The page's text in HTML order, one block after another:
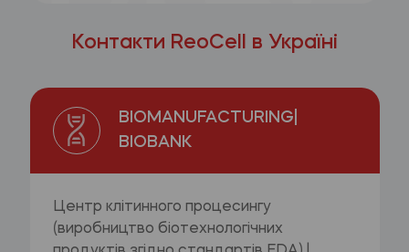
Контакти ReoCell в Україні
BIOMANUFACTURING|
BIOBANK
Центр клітинного процесингу
(виробництво біотехнологічних